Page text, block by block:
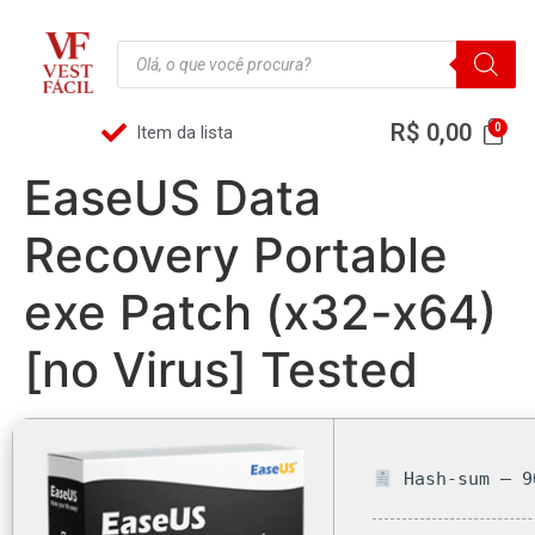
Item da lista R$ 0,00
EaseUS Data
Recovery Portable
exe Patch (x32-x64)
[no Virus] Tested
Hash-sum —